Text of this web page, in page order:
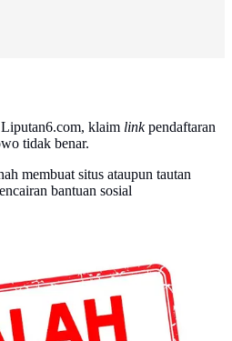
klaim linkpendaftaran
tidak benar.
membuat situs ataupun tautan
bantuan sosial